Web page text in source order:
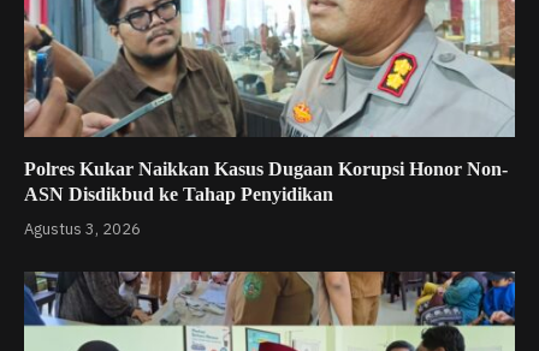
Polres Kukar Naikkan Kasus Dugaan Korupsi Honor Non-
ASN Disdikbud ke Tahap Penyidikan
Agustus 3, 2026